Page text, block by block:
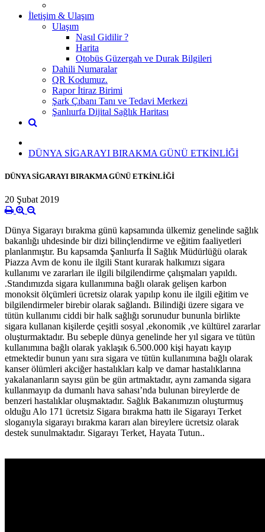
İletişim & Ulaşım
Ulaşım
Nasıl Gidilir ?
Harita
Otobüs Güzergah ve Durak Bilgileri
Dahili Numaralar
QR Kodumuz.
Rapor İtiraz Birimi
Şark Çıbanı Tanı ve Tedavi Merkezi
Şanlıurfa Dijital Sağlık Haritası
DÜNYA SİGARAYI BIRAKMA GÜNÜ ETKİNLİĞİ
DÜNYA SİGARAYI BIRAKMA GÜNÜ ETKİNLİĞİ
20 Şubat 2019
Dünya Sigarayı bırakma günü kapsamında ülkemiz genelinde sağlık
bakanlığı uhdesinde bir dizi bilinçlendirme ve eğitim faaliyetleri
planlanmıştır. Bu kapsamda Şanlıurfa İl Sağlık Müdürlüğü olarak
Piazza Avm de konu ile ilgili Stant kurarak halkımızı sigara
kullanımı ve zararları ile ilgili bilgilendirme çalışmaları yapıldı.
.Standımızda sigara kullanımına bağlı olarak gelişen karbon
monoksit ölçümleri ücretsiz olarak yapılıp konu ile ilgili eğitim ve
bilgilendirmeler birebir olarak sağlandı. Bilindiği üzere sigara ve
tütün kullanımı ciddi bir halk sağlığı sorunudur bununla birlikte
sigara kullanan kişilerde çeşitli sosyal ,ekonomik ,ve kültürel zararlar
oluşturmaktadır. Bu sebeple dünya genelinde her yıl sigara ve tütün
kullanımına bağlı olarak yaklaşık 6.500.000 kişi hayatı kayıp
etmektedir bunun yanı sıra sigara ve tütün kullanımına bağlı olarak
kanser ölümleri akciğer hastalıkları kalp ve damar hastalıklarına
yakalananların sayısı gün be gün artmaktadır, aynı zamanda sigara
kullanmayıp da dumanlı hava sahası’nda bulunan bireylerde de
benzeri hastalıklar oluşmaktadır. Sağlık Bakanımızın oluşturmuş
olduğu Alo 171 ücretsiz Sigara bırakma hattı ile Sigarayı Terket
sloganıyla sigarayı bırakma kararı alan bireylere ücretsiz olarak
destek sunulmaktadır. Sigarayı Terket, Hayata Tutun..